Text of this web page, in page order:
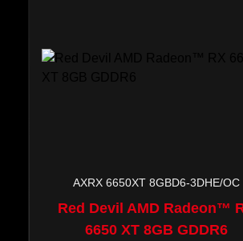
RX 5000 Series
AXRX 6650XT 8GBD6-3DHE/OC
Red Devil AMD Radeon™
6650 XT 8GB GDDR6